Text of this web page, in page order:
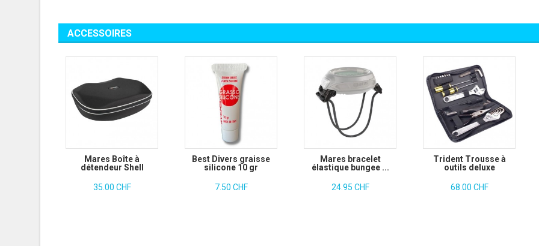
ACCESSOIRES
Mares Boîte à
détendeur Shell
35.00 CHF
Best Divers graisse
silicone 10 gr
7.50 CHF
Mares bracelet
élastique bungee ...
24.95 CHF
Trident Trousse à
outils deluxe
68.00 CHF